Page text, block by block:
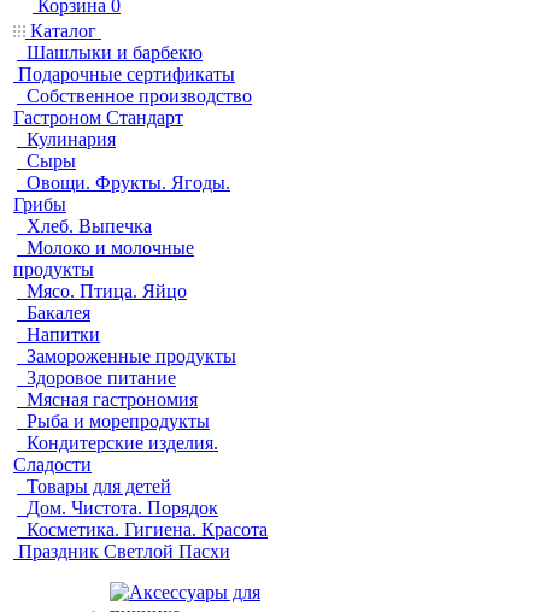
Корзина 0
Каталог
Шашлыки и барбекю
Подарочные сертификаты
Собственное производство
Гастроном Стандарт
Кулинария
Сыры
Овощи. Фрукты. Ягоды.
Грибы
Хлеб. Выпечка
Молоко и молочные
продукты
Мясо. Птица. Яйцо
Бакалея
Напитки
Замороженные продукты
Здоровое питание
Мясная гастрономия
Рыба и морепродукты
Кондитерские изделия.
Сладости
Товары для детей
Дом. Чистота. Порядок
Косметика. Гигиена. Красота
Праздник Светлой Пасхи